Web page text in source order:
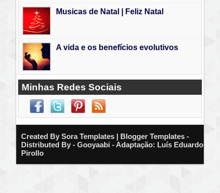
Musicas de Natal | Feliz Natal
A vida e os benefícios evolutivos
Minhas Redes Sociais
Created By Sora Templates | Blogger Templates -
Distributed By - Gooyaabi - Adaptação: Luís Eduardo
Pirollo